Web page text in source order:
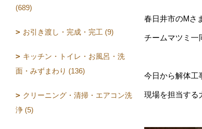
春日井市のMさ
チームマツミ一
今日から解体工
現場を担当する
(689)
お引き渡し・完成・完工 (9)
キッチン・トイレ・お風呂・洗
面・みずまわり (136)
クリーニング・清掃・エアコン洗
浄 (5)